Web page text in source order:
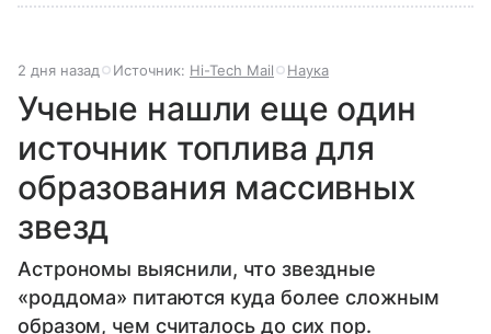
2 дня назад Источник: Hi-Tech Mail Наука
Ученые нашли еще один
источник топлива для
образования массивных
звезд
Астрономы выяснили, что звездные
«роддома» питаются куда более сложным
образом, чем считалось до сих пор.